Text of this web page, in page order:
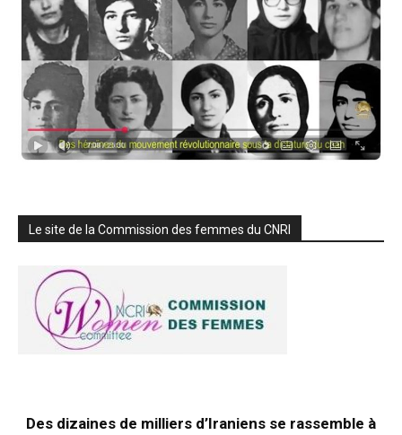
Le site de la Commission des femmes du CNRI
Des dizaines de milliers d’Iraniens se rassemble à